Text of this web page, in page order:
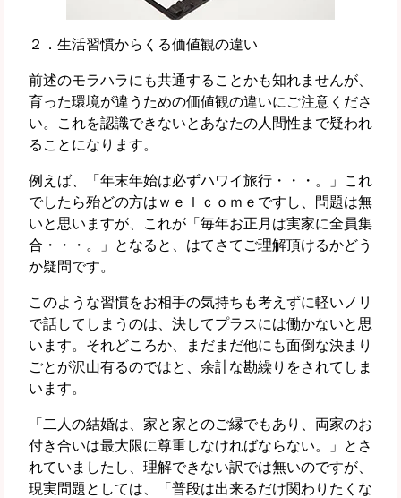
２．生活習慣からくる価値観の違い
前述のモラハラにも共通することかも知れませんが、
育った環境が違うための価値観の違いにご注意くださ
い。これを認識できないとあなたの人間性まで疑われ
ることになります。
例えば、「年末年始は必ずハワイ旅行・・・。」これ
でしたら殆どの方はｗｅｌｃｏｍｅですし、問題は無
いと思いますが、これが「毎年お正月は実家に全員集
合・・・。」となると、はてさてご理解頂けるかどう
か疑問です。
このような習慣をお相手の気持ちも考えずに軽いノリ
で話してしまうのは、決してプラスには働かないと思
います。それどころか、まだまだ他にも面倒な決まり
ごとが沢山有るのではと、余計な勘繰りをされてしま
います。
「二人の結婚は、家と家とのご縁でもあり、両家のお
付き合いは最大限に尊重しなければならない。」とさ
れていましたし、理解できない訳では無いのですが、
現実問題としては、「普段は出来るだけ関わりたくな